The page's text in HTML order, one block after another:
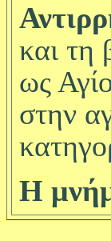
και τη
ως
στην
Η